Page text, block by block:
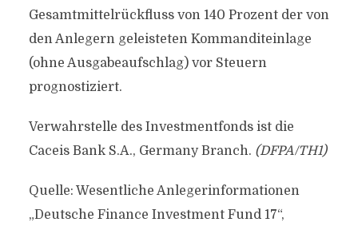
Gesamtmittelrückfluss von 140 Prozent der von
den Anlegern geleisteten Kommanditeinlage
(ohne Ausgabeaufschlag) vor Steuern
prognostiziert.
Verwahrstelle des Investmentfonds ist die
Caceis Bank S.A., Germany Branch. (DFPA/TH1)
Quelle: Wesentliche Anlegerinformationen
„Deutsche Finance Investment Fund 17“,